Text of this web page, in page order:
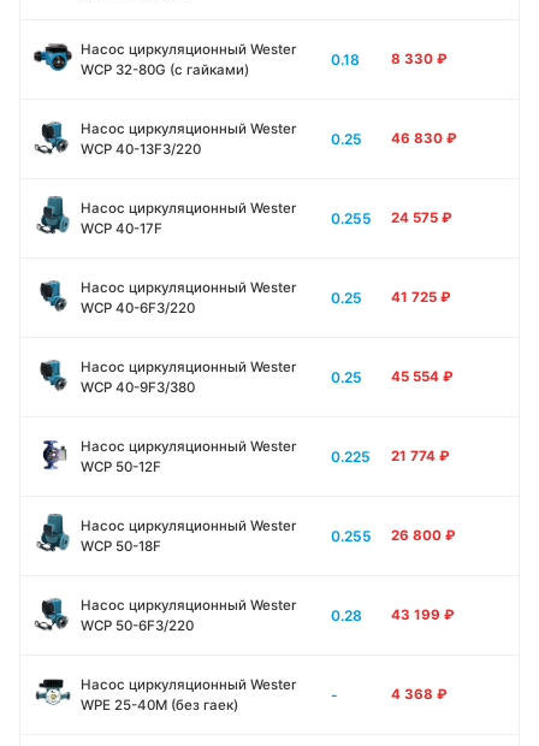
Насос циркуляционный Wester
WCP 32-80G (с гайками)
0.18 8 330 ₽
Насос циркуляционный Wester
WCP 40-13F3/220
0.25 46 830 ₽
Насос циркуляционный Wester
WCP 40-17F
0.255 24 575 ₽
Насос циркуляционный Wester
WCP 40-6F3/220
0.25 41 725 ₽
Насос циркуляционный Wester
WCP 40-9F3/380
0.25 45 554 ₽
Насос циркуляционный Wester
WCP 50-12F
0.225 21 774 ₽
Насос циркуляционный Wester
WCP 50-18F
0.255 26 800 ₽
Насос циркуляционный Wester
WCP 50-6F3/220
0.28 43 199 ₽
Насос циркуляционный Wester
WPE 25-40M (без гаек)
- 4 368 ₽